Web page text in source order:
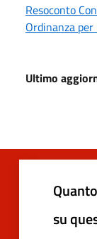
Resoconto
Ordinanza
Ultimo
su